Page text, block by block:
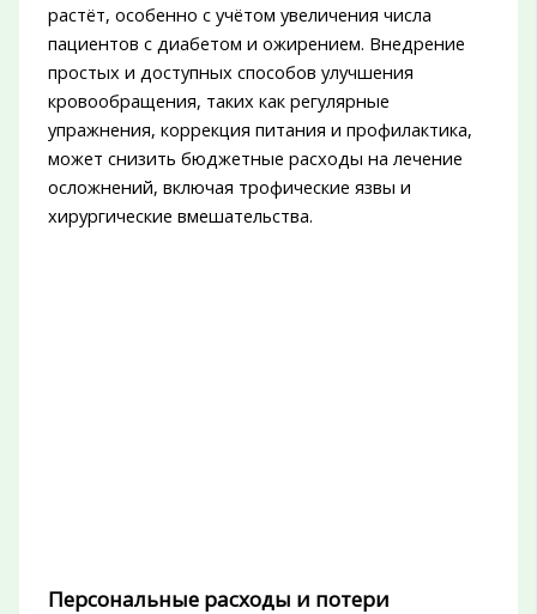
растёт, особенно с учётом увеличения числа
пациентов с диабетом и ожирением. Внедрение
простых и доступных способов улучшения
кровообращения, таких как регулярные
упражнения, коррекция питания и профилактика,
может снизить бюджетные расходы на лечение
осложнений, включая трофические язвы и
хирургические вмешательства.
Персональные расходы и потери